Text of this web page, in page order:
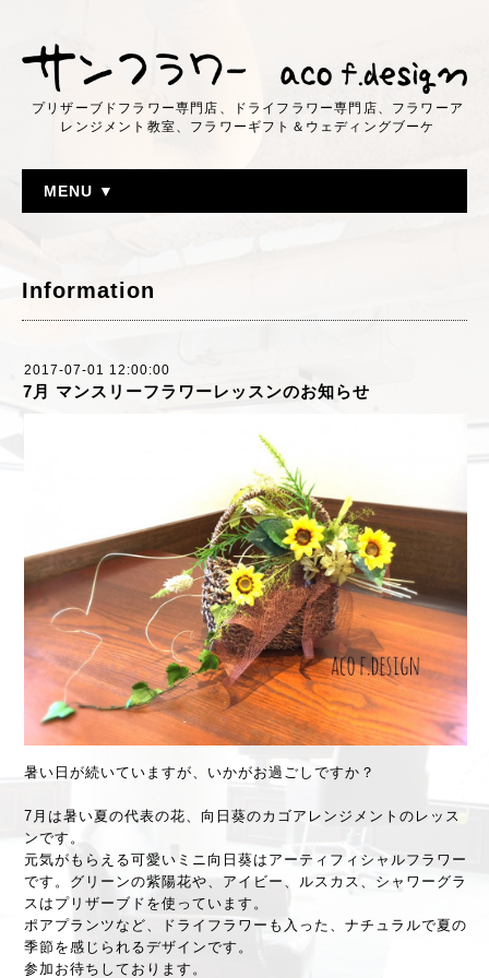
プリザーブドフラワー専門店、ドライフラワー専門店、フラワーア
レンジメント教室、フラワーギフト＆ウェディングブーケ
MENU ▼
Information
2017-07-01 12:00:00
7月 マンスリーフラワーレッスンのお知らせ
暑い日が続いていますが、いかがお過ごしですか？
7月は暑い夏の代表の花、向日葵のカゴアレンジメントのレッス
ンです。
元気がもらえる可愛いミニ向日葵はアーティフィシャルフラワー
です。グリーンの紫陽花や、アイビー、ルスカス、シャワーグラ
スはプリザーブドを使っています。
ポアプランツなど、ドライフラワーも入った、ナチュラルで夏の
季節を感じられるデザインです。
参加お待ちしております。